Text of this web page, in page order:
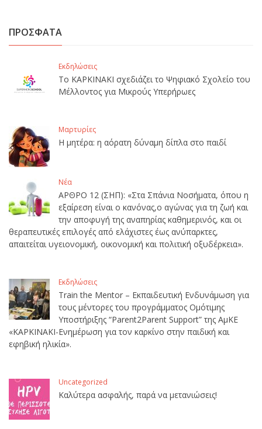
ΠΡΟΣΦΑΤΑ
Εκδηλώσεις
Το ΚΑΡΚΙΝΑΚΙ σχεδιάζει το Ψηφιακό Σχολείο του
Μέλλοντος για Μικρούς Υπερήρωες
Μαρτυρίες
Η μητέρα: η αόρατη δύναμη δίπλα στο παιδί
Νέα
ΑΡΘΡΟ 12 (ΣΗΠ): «Στα Σπάνια Νοσήματα, όπου η
εξαίρεση είναι ο κανόνας,ο αγώνας για τη ζωή και
την αποφυγή της αναπηρίας καθημερινός, και οι
θεραπευτικές επιλογές από ελάχιστες έως ανύπαρκτες,
απαιτείται υγειονομική, οικονομική και πολιτική οξυδέρκεια».
Εκδηλώσεις
Train the Mentor – Εκπαιδευτική Ενδυνάμωση για
τους μέντορες του προγράμματος Ομότιμης
Υποστήριξης “Parent2Parent Support” της ΑμΚΕ
«ΚΑΡΚΙΝΑΚΙ-Ενημέρωση για τον καρκίνο στην παιδική και
εφηβική ηλικία».
Uncategorized
Καλύτερα ασφαλής, παρά να μετανιώσεις!